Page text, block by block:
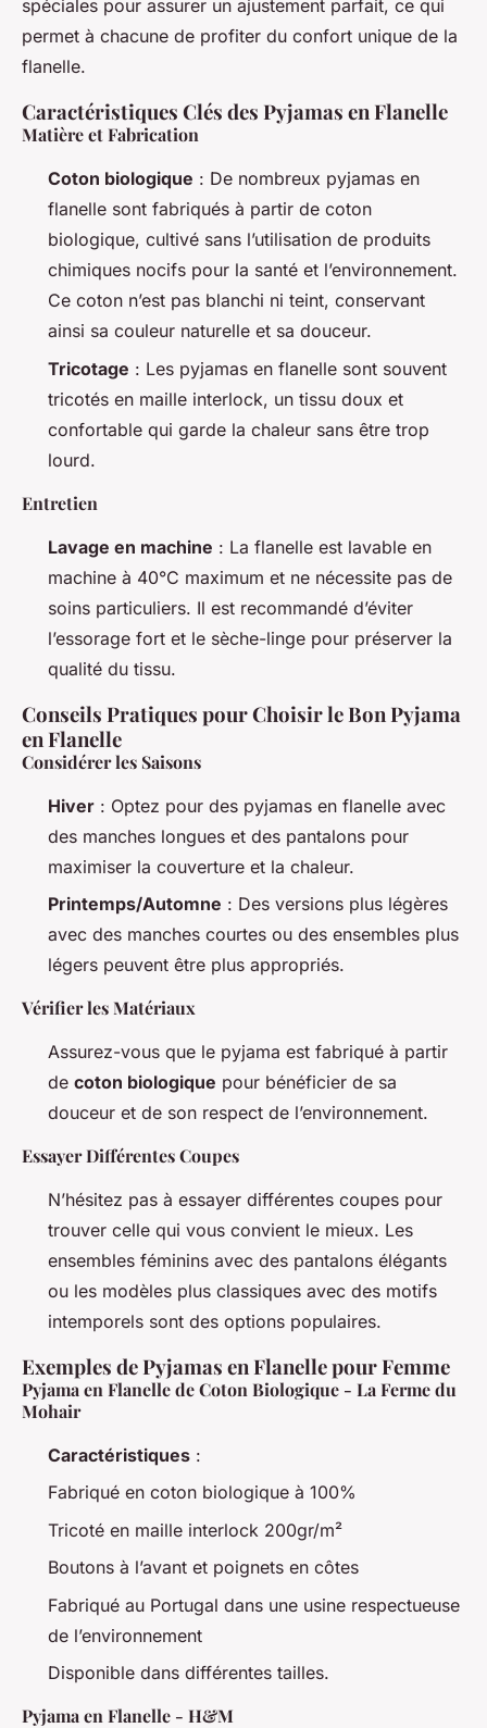
spéciales pour assurer un ajustement parfait, ce qui
permet à chacune de profiter du confort unique de la
flanelle.
Caractéristiques Clés des Pyjamas en Flanelle
Matière et Fabrication
Coton biologique : De nombreux pyjamas en
flanelle sont fabriqués à partir de coton
biologique, cultivé sans l’utilisation de produits
chimiques nocifs pour la santé et l’environnement.
Ce coton n’est pas blanchi ni teint, conservant
ainsi sa couleur naturelle et sa douceur.
Tricotage : Les pyjamas en flanelle sont souvent
tricotés en maille interlock, un tissu doux et
confortable qui garde la chaleur sans être trop
lourd.
Entretien
Lavage en machine : La flanelle est lavable en
machine à 40°C maximum et ne nécessite pas de
soins particuliers. Il est recommandé d’éviter
l’essorage fort et le sèche-linge pour préserver la
qualité du tissu.
Conseils Pratiques pour Choisir le Bon Pyjama
en Flanelle
Considérer les Saisons
Hiver : Optez pour des pyjamas en flanelle avec
des manches longues et des pantalons pour
maximiser la couverture et la chaleur.
Printemps/Automne : Des versions plus légères
avec des manches courtes ou des ensembles plus
légers peuvent être plus appropriés.
Vérifier les Matériaux
Assurez-vous que le pyjama est fabriqué à partir
de coton biologique pour bénéficier de sa
douceur et de son respect de l’environnement.
Essayer Différentes Coupes
N’hésitez pas à essayer différentes coupes pour
trouver celle qui vous convient le mieux. Les
ensembles féminins avec des pantalons élégants
ou les modèles plus classiques avec des motifs
intemporels sont des options populaires.
Exemples de Pyjamas en Flanelle pour Femme
Pyjama en Flanelle de Coton Biologique - La Ferme du
Mohair
Caractéristiques :
Fabriqué en coton biologique à 100%
Tricoté en maille interlock 200gr/m²
Boutons à l’avant et poignets en côtes
Fabriqué au Portugal dans une usine respectueuse
de l’environnement
Disponible dans différentes tailles.
Pyjama en Flanelle - H&M